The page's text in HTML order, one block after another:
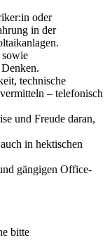
oder
in der
sowie
technische
– telefonisch
und Freude daran,
in hektischen
gängigen Office-
bitte